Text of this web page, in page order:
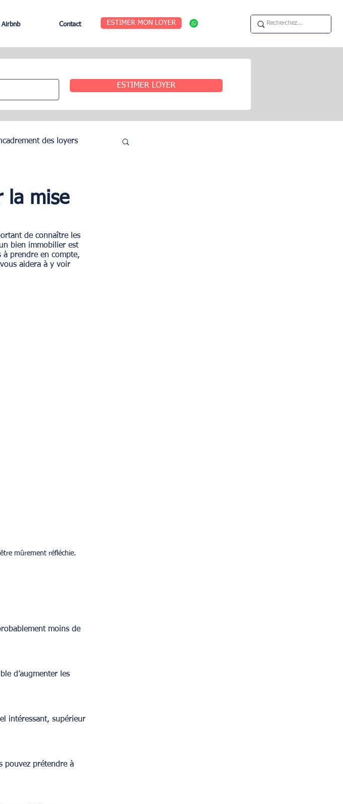
Airbnb Contact ESTIMER MON LOYER
ESTIMER LOYER
des loyers
la mise
de connaître les
bien immobilier est
prendre en compte,
aidera à y voir
mûrement réfléchie.
moins de
d’augmenter les
intéressant, supérieur
pouvez prétendre à